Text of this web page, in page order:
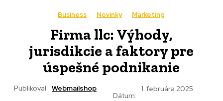
Business Novinky Marketing
Firma llc: Výhody,
jurisdikcie a faktory pre
úspešné podnikanie
Publikoval: Webmailshop
Dátum:
1. februára 2025